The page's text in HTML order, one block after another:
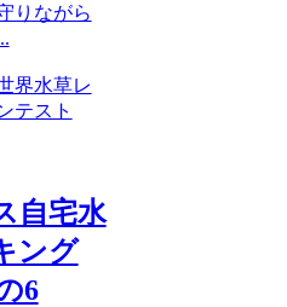
りながら
界水草レ
テスト
自宅水
ング
6